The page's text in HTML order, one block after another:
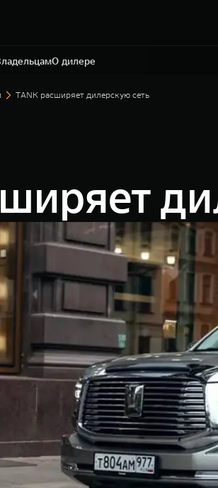
О дилере
н, д.
TANK расширяет дилерскую сеть